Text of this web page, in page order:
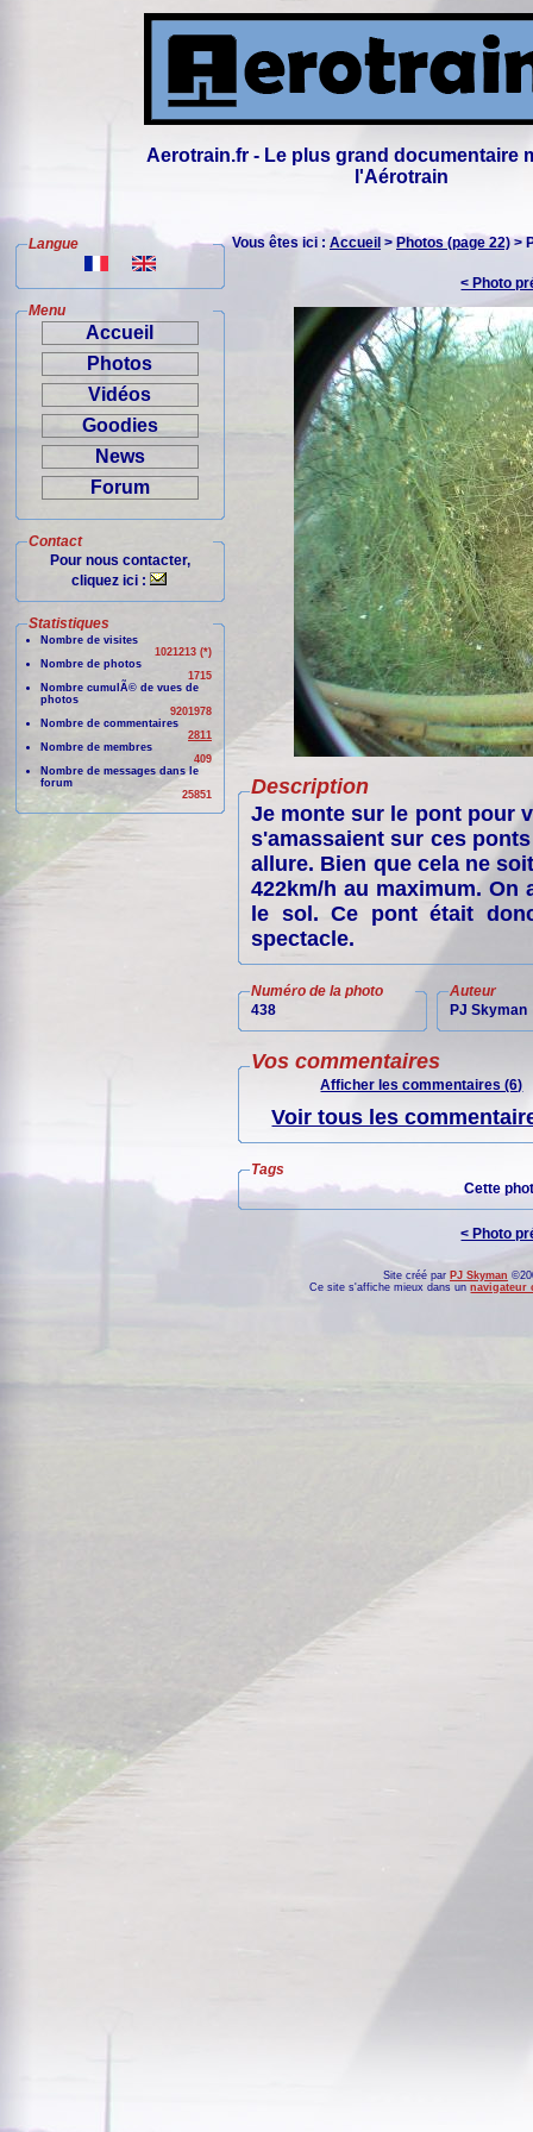
Aerotrain.fr - Le plus grand documentaire
l'Aérotrain
Langue
Menu
Accueil
Photos
Vidéos
Goodies
News
Forum
Contact
Pour nous contacter,
cliquez ici :
Statistiques
Nombre de visites
1021213 (*)
Nombre de photos
1715
Nombre cumulÃ© de vues de
photos
9201978
Nombre de commentaires
2811
Nombre de membres
409
Nombre de messages dans le
forum
25851
Vous êtes ici : Accueil > Photos (page 22) >
< Photo
Description
Je monte sur le pont pour
s'amassaient sur ces
allure. Bien que cela ne
422km/h au maximum.
le sol. Ce pont était
spectacle.
Numéro de la photo
438
Auteur
PJ Skyman
Vos commentaires
Afficher les commentaires (6)
Voir tous les
Tags
Cette
< Photo
Site créé par PJ Skyman
Ce site s'affiche mieux dans unnavigateur